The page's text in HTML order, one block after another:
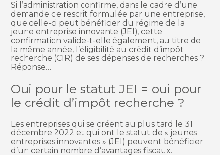
Si l’administration confirme, dans le cadre d’une
demande de rescrit formulée par une entreprise,
que celle-ci peut bénéficier du régime de la
jeune entreprise innovante (JEI), cette
confirmation valide-t-elle également, au titre de
la même année, l’éligibilité au crédit d’impôt
recherche (CIR) de ses dépenses de recherches ?
Réponse…
Oui pour le statut JEI = oui pour
le crédit d’impôt recherche ?
Les entreprises qui se créent au plus tard le 31
décembre 2022 et qui ont le statut de « jeunes
entreprises innovantes » (JEI) peuvent bénéficier
d’un certain nombre d’avantages fiscaux.